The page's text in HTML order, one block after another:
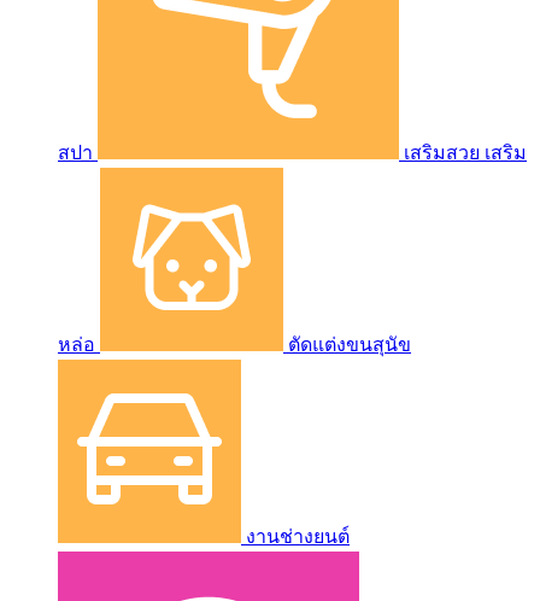
สปา เสริมสวย เสริม
หล่อ ตัดแต่งขนสุนัข
งานช่างยนต์